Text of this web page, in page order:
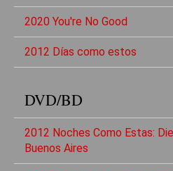
2020 You're No Good
2012 Días como estos
DVD/BD
2012 Noches Como Estas:
Buenos Aires